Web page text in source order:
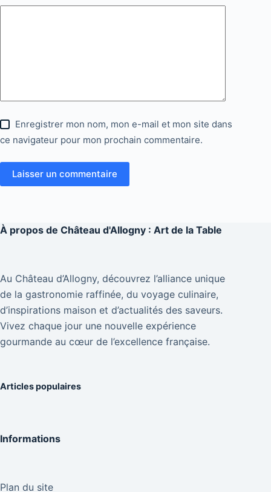
Enregistrer mon nom, mon e-mail et mon site dans
ce navigateur pour mon prochain commentaire.
Laisser un commentaire
À propos de Château d'Allogny : Art de la Table
Au Château d’Allogny, découvrez l’alliance unique
de la gastronomie raffinée, du voyage culinaire,
d’inspirations maison et d’actualités des saveurs.
Vivez chaque jour une nouvelle expérience
gourmande au cœur de l’excellence française.
Articles populaires
Informations
Plan du site